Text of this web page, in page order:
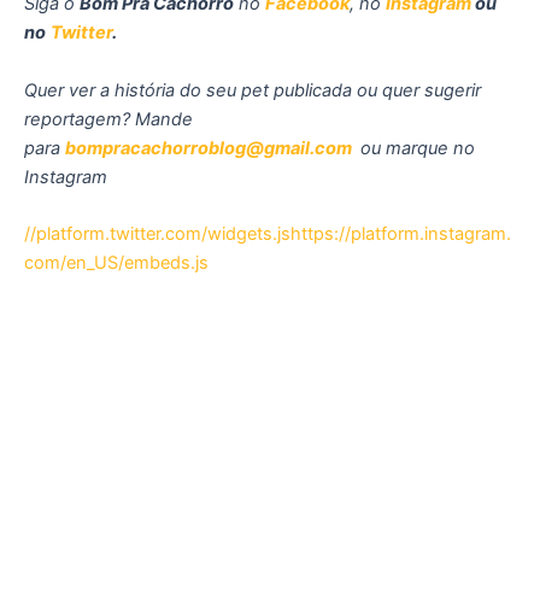
no Twitter.
Quer ver a história do seu pet publicada ou quer sugerir
reportagem? Mande
para bompracachorroblog@gmail.com ou marque no
Instagram
//platform.twitter.com/widgets.jshttps://platform.instagram.
com/en_US/embeds.js